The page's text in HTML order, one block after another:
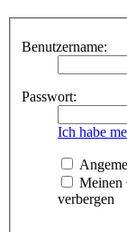
Benutzername:
Passwort:
Ich habe
Meinen
verbergen